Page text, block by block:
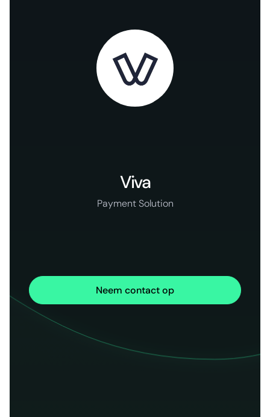
Viva
Payment Solution
Neem contact op